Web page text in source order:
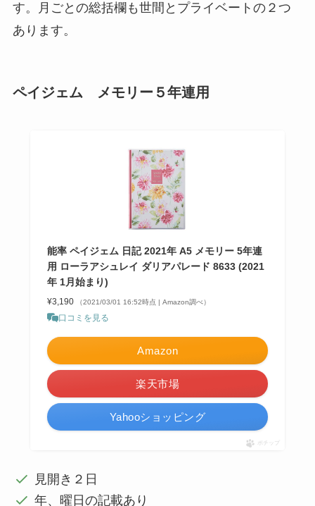
す。月ごとの総括欄も世間とプライベートの２つ
あります。
ペイジェム メモリー５年連用
能率 ペイジェム 日記 2021年 A5 メモリー 5年連
用 ローラアシュレイ ダリアパレード 8633 (2021
年 1月始まり)
¥3,190 （2021/03/01 16:52時点 | Amazon調べ）
口コミを見る
Amazon
楽天市場
Yahooショッピング
ポチップ
見開き２日
年、曜日の記載あり